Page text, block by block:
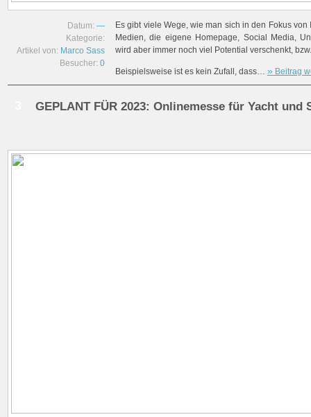
Datum: —
Kategorie:
Artikel von: Marco Sass
Besucher: 0
Es gibt viele Wege, wie man sich in den Fokus
Medien, die eigene Homepage, Social Media,
wird aber immer noch viel Potential verschenkt,
Beispielsweise ist es kein Zufall, dass… » Beitrag
GEPLANT FÜR 2023: Onlinemesse für Yacht